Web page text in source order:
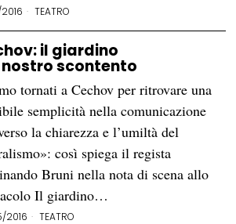
TEATRO
il giardino
scontento
tornati a Cechov per ritrovare una
semplicità nella comunicazione
la chiarezza e l’umiltà del
così spiega il regista
Bruni nella nota di scena allo
Il giardino…
2016 TEATRO